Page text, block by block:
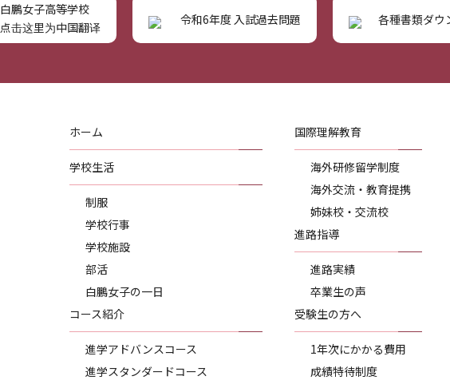
白鵬女子高等学校
点击这里为中国翻译
令和6年度 入試過去問題 各種書類ダウ
ホーム
学校生活
制服
学校行事
学校施設
部活
白鵬女子の一日
コース紹介
進学アドバンスコース
進学スタンダードコース
国際理解教育
海外研修留学制度
海外交流・教育提携
姉妹校・交流校
進路指導
進路実績
卒業生の声
受験生の方へ
1年次にかかる費用
成績特待制度